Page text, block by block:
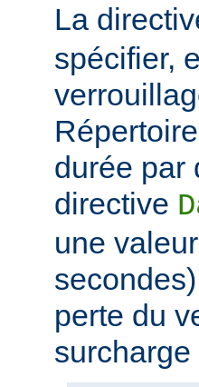
La
spécifier,
durée par
directive
une
perte du